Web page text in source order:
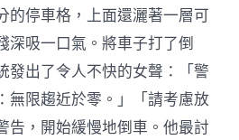
的停車格，上面還灑著一層可
深吸一口氣。將車子打了倒
發出了令人不快的女聲：「警
無限趨近於零。」「請考慮放
告，開始緩慢地倒車。他最討